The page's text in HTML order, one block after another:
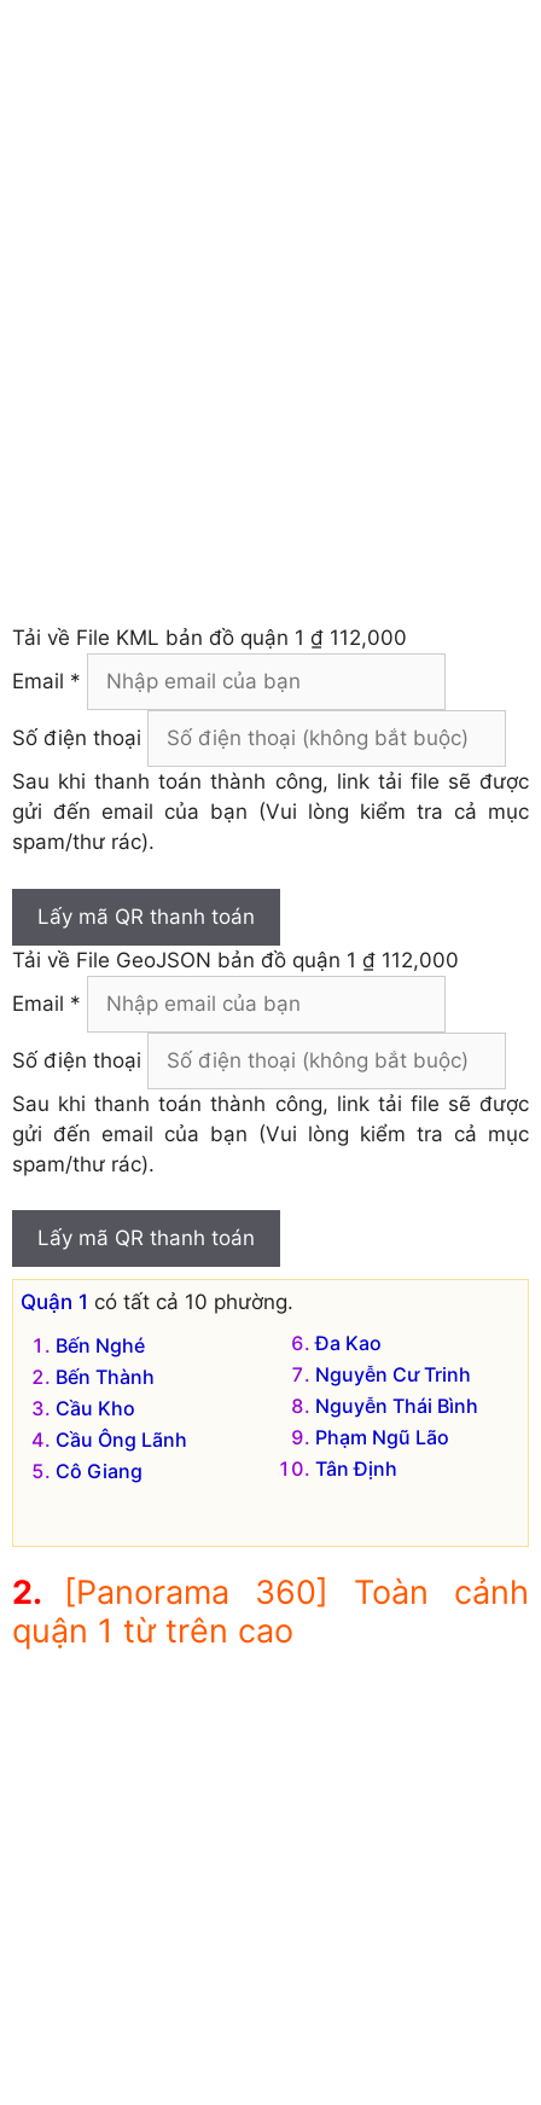
Tải về File KML bản đồ quận 1 ₫ 112,000
Email *
Số điện thoại
Sau khi thanh toán thành công, link tải file sẽ được
gửi đến email của bạn (Vui lòng kiểm tra cả mục
spam/thư rác).
Lấy mã QR thanh toán
Tải về File GeoJSON bản đồ quận 1 ₫ 112,000
Email *
Số điện thoại
Sau khi thanh toán thành công, link tải file sẽ được
gửi đến email của bạn (Vui lòng kiểm tra cả mục
spam/thư rác).
Lấy mã QR thanh toán
Quận 1 có tất cả 10 phường.
Bến Nghé
Bến Thành
Cầu Kho
Cầu Ông Lãnh
Cô Giang
Đa Kao
Nguyễn Cư Trinh
Nguyễn Thái Bình
Phạm Ngũ Lão
Tân Định
[Panorama 360] Toàn cảnh
quận 1 từ trên cao